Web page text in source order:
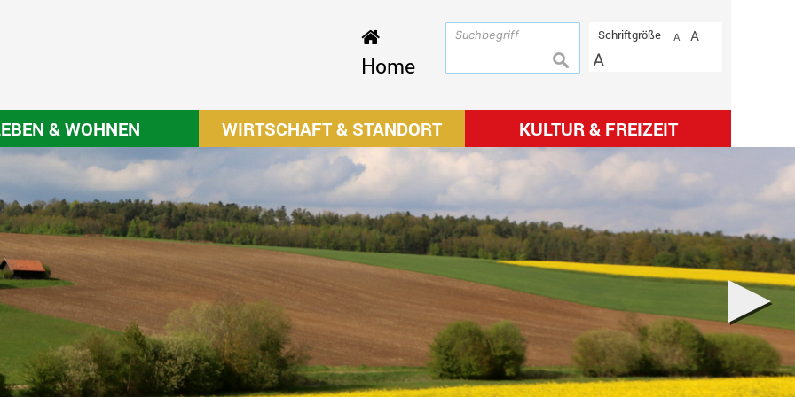
Schriftgröße A A
A
suchen
Home
& WOHNEN WIRTSCHAFT & STANDORT KULTUR & FREIZEIT